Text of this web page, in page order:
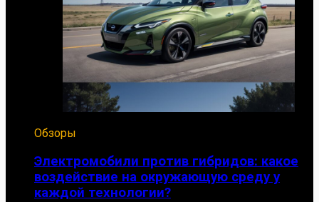
Обзоры
Электромобили против гибридов: какое
воздействие на окружающую среду у
каждой технологии?